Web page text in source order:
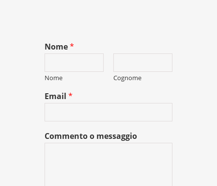
Nome*
Nome Cognome
Email*
Commento o messaggio